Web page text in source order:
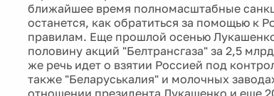
ближайшее время полномасштабные
останется, как обратиться за помощью к
правилам. Еще прошлой осенью
половину акций "Белтрансгаза" за 2,5
же речь идет о взятии Россией под
также "Беларуськалия" и молочных
отношении президента Лукашенко и еще